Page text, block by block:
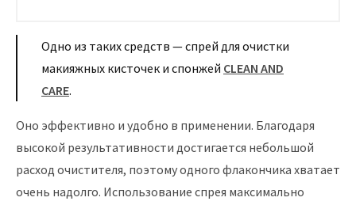
Одно из таких средств — спрей для очистки
макияжных кисточек и спонжей CLEAN AND
CARE.
Оно эффективно и удобно в применении. Благодаря
высокой результативности достигается небольшой
расход очистителя, поэтому одного флакончика хватает
очень надолго. Использование спрея максимально